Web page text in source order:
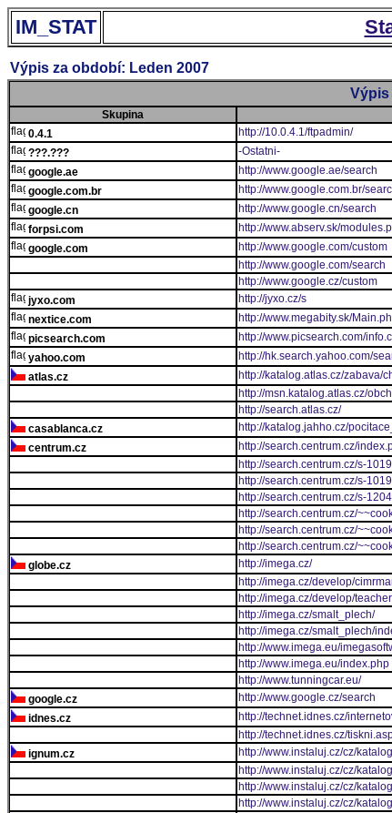
IM_STAT
Výpis za období: Leden 2007
Výpis
Skupina
0.4.1
http://10.0.4.1/ftpadmin/
???.???
-Ostatni-
google.ae
http://www.google.ae/search
google.com.br
http://www.google.com.br/
google.cn
http://www.google.cn/search
forpsi.com
http://www.abserv.sk/
google.com
http://www.google.com/custom
http://www.google.com/search
http://www.google.cz/custom
jyxo.com
http://jyxo.cz/s
nextice.com
http://www.megabity.sk/
picsearch.com
http://www.picsearch.com/
yahoo.com
http://hk.search.yahoo.com/
atlas.cz
http://katalog.atlas.cz/zabava/
http://msn.katalog.atlas.cz/
http://search.atlas.cz/
casablanca.cz
http://katalog.jahho.cz/
centrum.cz
http://search.centrum.cz/
http://search.centrum.cz/s-
http://search.centrum.cz/s-
http://search.centrum.cz/s-
http://search.centrum.cz/
http://search.centrum.cz/
http://search.centrum.cz/
globe.cz
http://imega.cz/
http://imega.cz/develop/
http://imega.cz/develop/
http://imega.cz/smalt_plech/
http://imega.cz/smalt_plech/
http://www.imega.eu/
http://www.imega.eu/index.php
http://www.tunningcar.eu/
google.cz
http://www.google.cz/search
idnes.cz
http://technet.idnes.cz/
http://technet.idnes.cz/
ignum.cz
http://www.instaluj.cz/cz/
http://www.instaluj.cz/cz/
http://www.instaluj.cz/cz/
http://www.instaluj.cz/cz/